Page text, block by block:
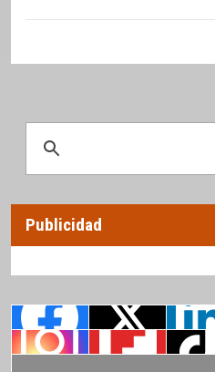
Publicidad